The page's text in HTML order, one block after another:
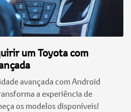
um Toyota com
avançada com Android
a experiência de
os modelos disponíveis!